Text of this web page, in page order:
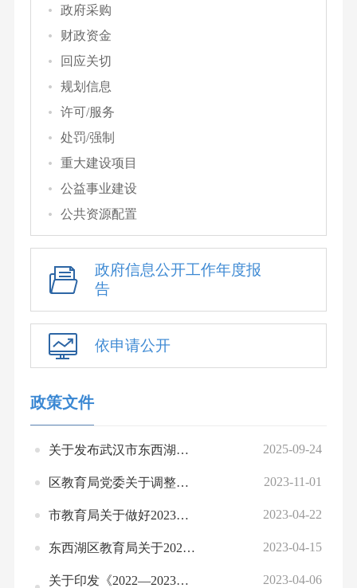
政府采购
财政资金
回应关切
规划信息
许可/服务
处罚/强制
重大建设项目
公益事业建设
公共资源配置
政府信息公开工作年度报
告
依申请公开
政策文件
关于发布武汉市东西湖区教育系统绩效指标和标准体系的公告 2025-09-24
区教育局党委关于调整领导班子工作分工情况的通知 2023-11-01
市教育局关于做好2023年义务教育阶段新生入学招生工作的通知 2023-04-22
东西湖区教育局关于2022年民办学校年检结论的通报 2023-04-15
关于印发《2022—2023年度东西湖区师生信息素养在线测评工作方案》的通知 2023-04-06